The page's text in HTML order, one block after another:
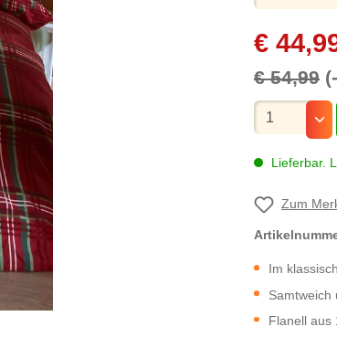
€
€ 54,99
Lieferbar.
Zum
Im
Samtweich
Flanell aus